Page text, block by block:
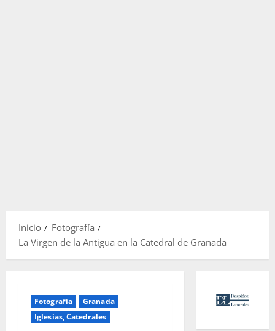
Inicio
Fotografía
La Virgen de la Antigua en la Catedral de Granada
Fotografía
Granada
Iglesias, Catedrales